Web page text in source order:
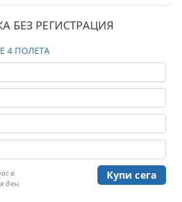
БЕЗ РЕГИСТРАЦИЯ
4 ПОЛЕТА
в
ден.